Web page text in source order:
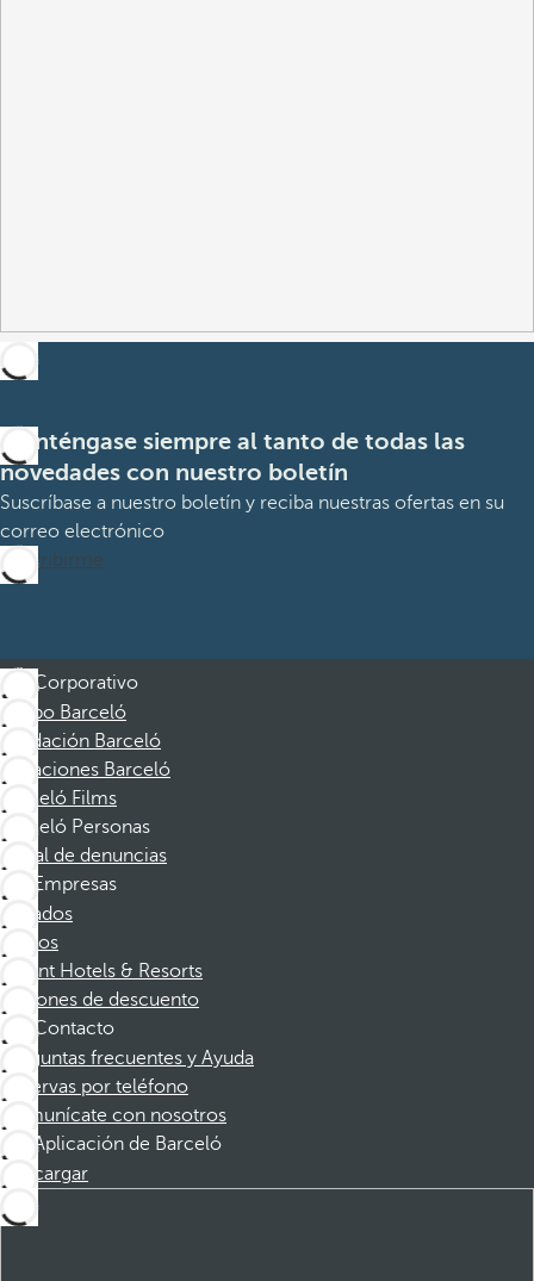
Manténgase siempre al tanto de todas las
novedades con nuestro boletín
Suscríbase a nuestro boletín y reciba nuestras ofertas en su
correo electrónico
Suscribirme
Corporativo
Grupo Barceló
Fundación Barceló
Vacaciones Barceló
Barceló Films
Barceló Personas
Canal de denuncias
Empresas
Afiliados
Socios
Dorint Hotels & Resorts
Cupones de descuento
Contacto
Preguntas frecuentes y Ayuda
Reservas por teléfono
Comunícate con nosotros
Aplicación de Barceló
Descargar